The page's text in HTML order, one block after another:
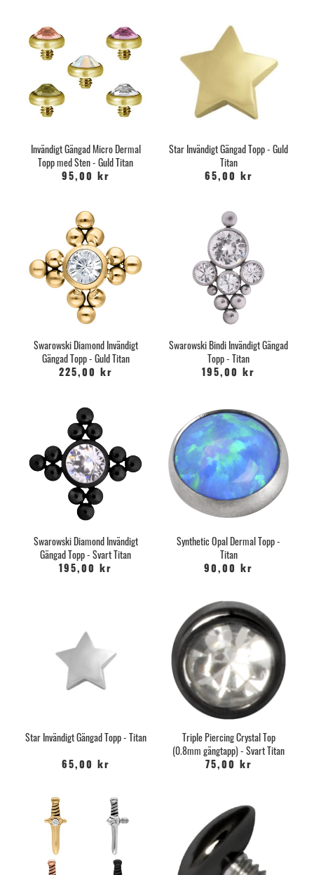
Invändigt Gängad Micro Dermal
Topp med Sten - Guld Titan
95,00 kr
Star Invändigt Gängad Topp - Guld
Titan
65,00 kr
Swarowski Diamond Invändigt
Gängad Topp - Guld Titan
225,00 kr
Swarowski Bindi Invändigt Gängad
Topp - Titan
195,00 kr
Swarowski Diamond Invändigt
Gängad Topp - Svart Titan
195,00 kr
Synthetic Opal Dermal Topp -
Titan
90,00 kr
Star Invändigt Gängad Topp - Titan
65,00 kr
Triple Piercing Crystal Top
(0.8mm gängtapp) - Svart Titan
75,00 kr